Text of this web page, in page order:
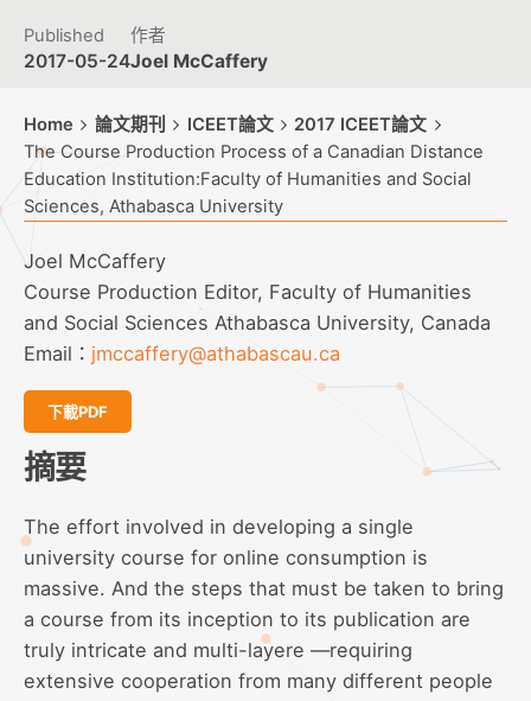
Published
2017-05-24
作者
Joel McCaffery
Home 論文期刊 ICEET論文
2017 ICEET論文
The Course Production Process of a Canadian Distance
Education Institution:Faculty of Humanities and Social
Sciences, Athabasca University
Joel McCaffery
Course Production Editor, Faculty of Humanities
and Social Sciences Athabasca University, Canada
Email： jmccaffery@athabascau.ca
下載PDF
摘要
The effort involved in developing a single
university course for online consumption is
massive. And the steps that must be taken to bring
a course from its inception to its publication are
truly intricate and multi-layere —requiring
extensive cooperation from many different people